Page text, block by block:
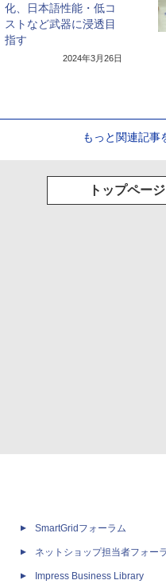
化、日本語性能・低コ
ストなど武器に浸透目
指す
2024年3月26日
もっと関連記事
トップペー
SmartGridフォーラム
ネットショップ担当者フォー
Impress Business Library